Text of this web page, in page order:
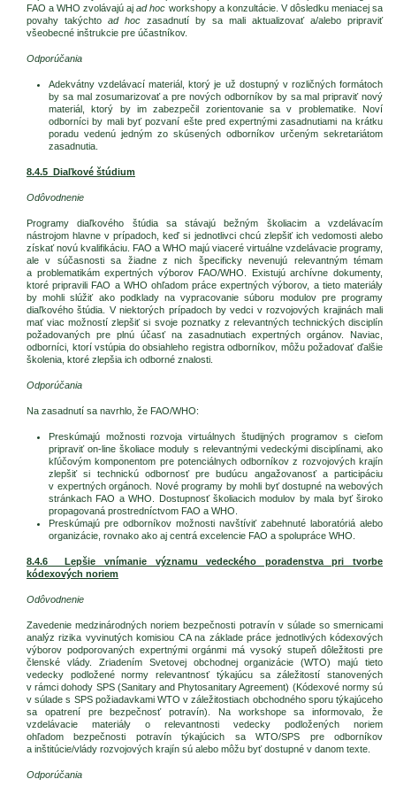
FAO a WHO zvolávajú ajad hoc workshopy a konzultácie. V dôsledku meniacej sa
povahy takýchto ad hoc zasadnutí by sa mali aktualizovať a/alebo pripraviť
všeobecné inštrukcie pre účastníkov.
Odporúčania
Adekvátny vzdelávací materiál, ktorý je už dostupný v rozličných formátoch
by sa mal zosumarizovať a pre nových odborníkov by sa mal pripraviť nový
materiál, ktorý by im zabezpečil zorientovanie sa v problematike. Noví
odborníci by mali byť pozvaní ešte pred expertnými zasadnutiami na krátku
poradu vedenú jedným zo skúsených odborníkov určeným sekretariátom
zasadnutia.
8.4.5 Diaľkové štúdium
Odôvodnenie
Programy diaľkového štúdia sa stávajú bežným školiacim a vzdelávacím
nástrojom hlavne v prípadoch, keď si jednotlivci chcú zlepšiť ich vedomosti alebo
získať novú kvalifikáciu. FAO a WHO majú viaceré virtuálne vzdelávacie programy,
ale v súčasnosti sa žiadne z nich špecificky nevenujú relevantným témam
a problematikám expertných výborov FAO/WHO. Existujú archívne dokumenty,
ktoré pripravili FAO a WHO ohľadom práce expertných výborov, a tieto materiály
by mohli slúžiť ako podklady na vypracovanie súboru modulov pre programy
diaľkového štúdia. V niektorých prípadoch by vedci v rozvojových krajinách mali
mať viac možností zlepšiť si svoje poznatky z relevantných technických disciplín
požadovaných pre plnú účasť na zasadnutiach expertných orgánov. Naviac,
odborníci, ktorí vstúpia do obsiahleho registra odborníkov, môžu požadovať ďalšie
školenia, ktoré zlepšia ich odborné znalosti.
Odporúčania
Na zasadnutí sa navrhlo, že FAO/WHO:
Preskúmajú možnosti rozvoja virtuálnych študijných programov s cieľom
pripraviť on-line školiace moduly s relevantnými vedeckými disciplínami, ako
kľúčovým komponentom pre potenciálnych odborníkov z rozvojových krajín
zlepšiť si technickú odbornosť pre budúcu angažovanosť a participáciu
v expertných orgánoch. Nové programy by mohli byť dostupné na webových
stránkach FAO a WHO. Dostupnosť školiacich modulov by mala byť široko
propagovaná prostredníctvom FAO a WHO.
Preskúmajú pre odborníkov možnosti navštíviť zabehnuté laboratóriá alebo
organizácie, rovnako ako aj centrá excelencie FAO a spolupráce WHO.
8.4.6 Lepšie vnímanie významu vedeckého poradenstva pri tvorbe
kódexových noriem
Odôvodnenie
Zavedenie medzinárodných noriem bezpečnosti potravín v súlade so smernicami
analýz rizika vyvinutých komisiou CA na základe práce jednotlivých kódexových
výborov podporovaných expertnými orgánmi má vysoký stupeň dôležitosti pre
členské vlády. Zriadením Svetovej obchodnej organizácie (WTO) majú tieto
vedecky podložené normy relevantnosť týkajúcu sa záležitostí stanovených
v rámci dohody SPS (Sanitary and Phytosanitary Agreement) (Kódexové normy sú
v súlade s SPS požiadavkami WTO v záležitostiach obchodného sporu týkajúceho
sa opatrení pre bezpečnosť potravín). Na workshope sa informovalo, že
vzdelávacie materiály o relevantnosti vedecky podložených noriem
ohľadom bezpečnosti potravín týkajúcich sa WTO/SPS pre odborníkov
a inštitúcie/vlády rozvojových krajín sú alebo môžu byť dostupné v danom texte.
Odporúčania